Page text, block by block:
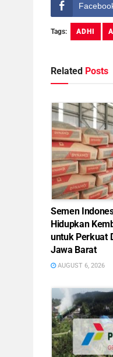
Tags: ADHI
Related Posts
Semen
Hidupkan
untuk Perkuat
Jawa Barat
AUGUST 6, 2026